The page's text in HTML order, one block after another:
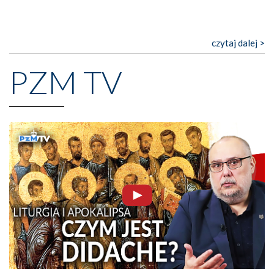
czytaj dalej >
PZM TV